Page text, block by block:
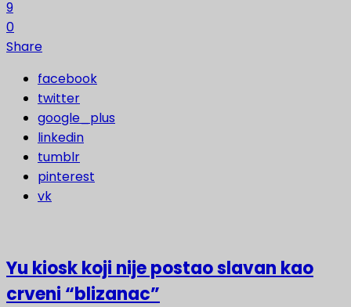
9
0
Share
facebook
twitter
google_plus
linkedin
tumblr
pinterest
vk
Yu kiosk koji nije postao slavan kao
crveni “blizanac”